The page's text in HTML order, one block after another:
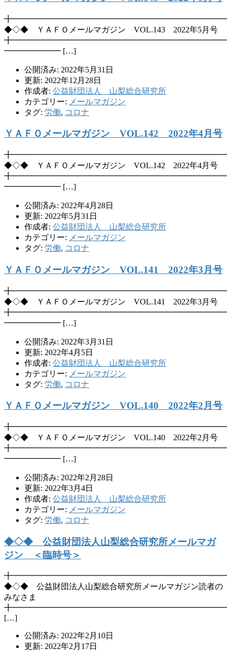
◆◇◆ ＹＡＦＯメールマガジン VOL.143 2022年5月号
━━━━━━━ […]
公開済み: 2022年5月31日
更新: 2022年12月28日
作成者: 公益財団法人 山梨総合研究所
カテゴリー: メールマガジン
タグ: 労働, コロナ
ＹＡＦＯメールマガジン VOL.142 2022年4月号
◆◇◆ ＹＡＦＯメールマガジン VOL.142 2022年4月号
━━━━━━━ […]
公開済み: 2022年4月28日
更新: 2022年5月31日
作成者: 公益財団法人 山梨総合研究所
カテゴリー: メールマガジン
タグ: 労働, コロナ
ＹＡＦＯメールマガジン VOL.141 2022年3月号
◆◇◆ ＹＡＦＯメールマガジン VOL.141 2022年3月号
━━━━━━━ […]
公開済み: 2022年3月31日
更新: 2022年4月5日
作成者: 公益財団法人 山梨総合研究所
カテゴリー: メールマガジン
タグ: 労働, コロナ
ＹＡＦＯメールマガジン VOL.140 2022年2月号
◆◇◆ ＹＡＦＯメールマガジン VOL.140 2022年2月号
━━━━━━━ […]
公開済み: 2022年2月28日
更新: 2022年3月4日
作成者: 公益財団法人 山梨総合研究所
カテゴリー: メールマガジン
タグ: 労働, コロナ
◆◇◆ 公益財団法人山梨総合研究所メールマガ
ジン ＜臨時号＞
◆◇◆ 公益財団法人山梨総合研究所メールマガジン読者の
みなさま
[…]
公開済み: 2022年2月10日
更新: 2022年2月17日